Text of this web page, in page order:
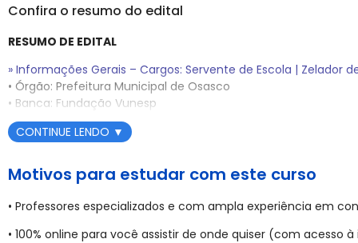
Confira o resumo do edital
RESUMO DE EDITAL
» Informações Gerais – Cargos: Servente de Escola | Zelador
• Órgão: Prefeitura Municipal de Osasco
• Banca: Fundação Vunesp
• Situação do Edital: Edital de Abertura de Inscrições para
• Taxa de Inscrição: R$ 54,90 para Servente e Zelador; R$
• Etapas do Concurso: Prova Objetiva para todos os cargos.
Escola.
CONTINUE LENDO ▼
Motivos para estudar com este curso
• Professores especializados e com ampla experiência em
• 100% online para você assistir de onde quiser (com acesso